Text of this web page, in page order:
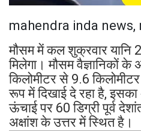
mahendra inda news,
मौसम में कल शुक्रवार यानि
मिलेगा। मौसम वैज्ञानिकों के
किलोमीटर से 9.6
रूप में दिखाई दे रहा है,
ऊंचाई पर 60 डिग्री पूर्व
अक्षांश के उत्तर में स्थित है।